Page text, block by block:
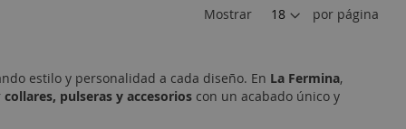
Mostrar por página
estilo y personalidad a cada diseño. En La Fermina,
collares, pulseras y accesorios con un acabado único y